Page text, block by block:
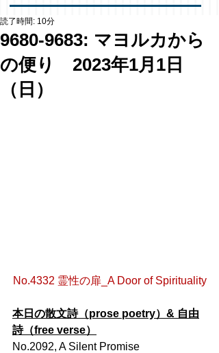
9680-9683: マヨルカから
の便り 2023年1月1日
（日）
読了時間: 10分
No.4332 霊性の扉_A Door of Spirituality
本日の散文詩（prose poetry）& 自由
詩（free verse）
No.2092, A Silent Promise